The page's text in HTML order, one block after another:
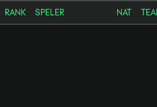
RANK SPELER NAT